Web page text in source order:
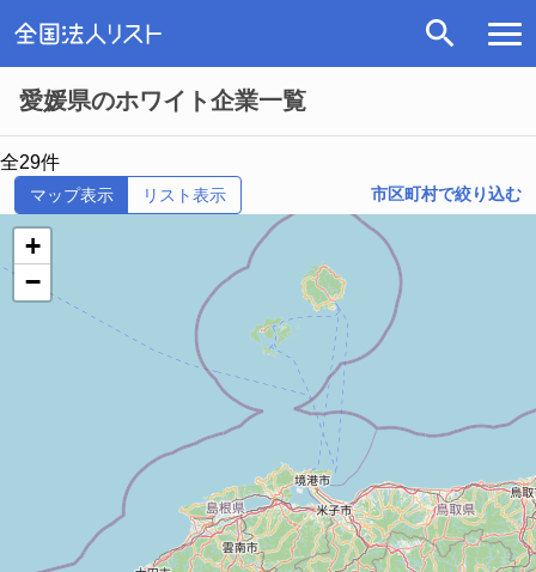
愛媛県のホワイト企業一覧
全29件
マップ表示 リスト表示 市区町村で絞り込む
+
−